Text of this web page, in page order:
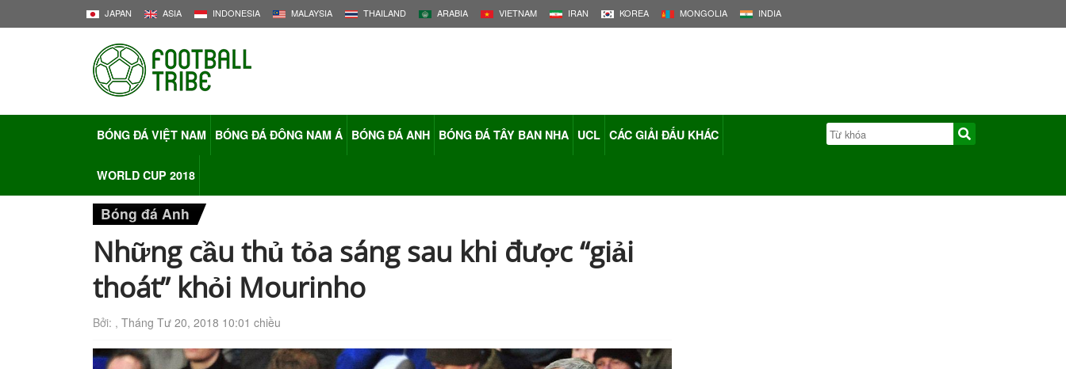
JAPAN ASIA INDONESIA MALAYSIA THAILAND ARABIA VIETNAM IRAN KOREA MONGOLIA INDIA
BÓNG ĐÁ VIỆT NAM BÓNG ĐÁ ĐÔNG NAM Á BÓNG ĐÁ ANH BÓNG ĐÁ TÂY BAN NHA UCL CÁC GIẢI ĐẤU KHÁC
WORLD CUP 2018
Bóng đá Anh
Những cầu thủ tỏa sáng sau khi được “giải
thoát” khỏi Mourinho
Bởi: , Tháng Tư 20, 2018 10:01 chiều